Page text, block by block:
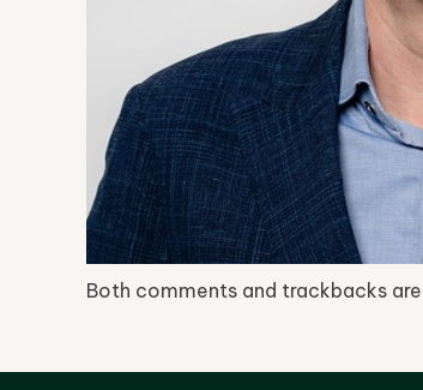
Both comments and trackbacks